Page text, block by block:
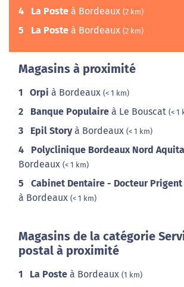
4 La Poste à Bordeaux (2 km)
5 La Poste à Bordeaux (2 km)
Magasins à proximité
1 Orpi à Bordeaux (< 1 km)
2 Banque Populaire à Le Bouscat (< 1
3 Epil Storyà Bordeaux (< 1 km)
4 Polyclinique Bordeaux Nord
Bordeaux (< 1 km)
5
Cabinet Dentaire - Docteur
à Bordeaux (< 1 km)
Magasins de la catégorie
postal à proximité
1 La Poste à Bordeaux (1 km)